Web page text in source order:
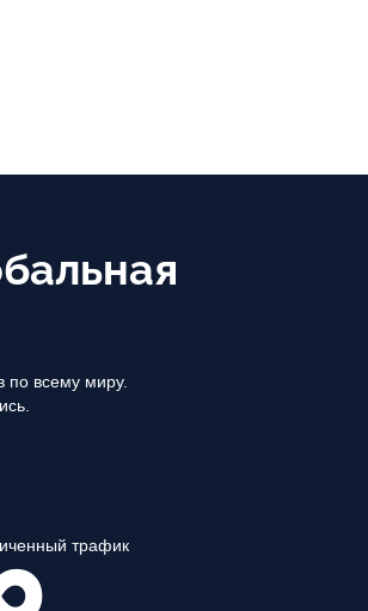
по всему миру.
трафик